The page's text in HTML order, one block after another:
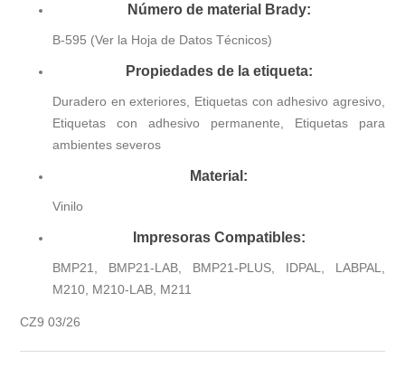
Número de material Brady:
B-595 (Ver la Hoja de Datos Técnicos)
Propiedades de la etiqueta:
Duradero en exteriores, Etiquetas con adhesivo agresivo,
Etiquetas con adhesivo permanente, Etiquetas para
ambientes severos
Material:
Vinilo
Impresoras Compatibles:
BMP21, BMP21-LAB, BMP21-PLUS, IDPAL, LABPAL,
M210, M210-LAB, M211
CZ9 03/26